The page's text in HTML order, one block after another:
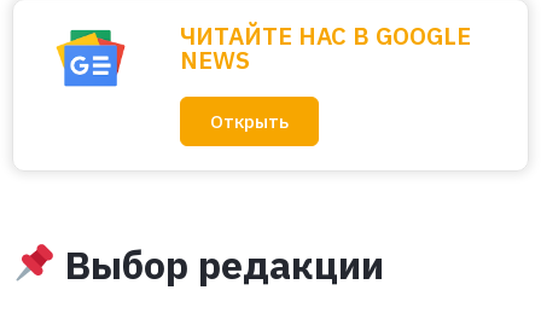
ЧИТАЙТЕ НАС В GOOGLE
NEWS
Открыть
Выбор редакции